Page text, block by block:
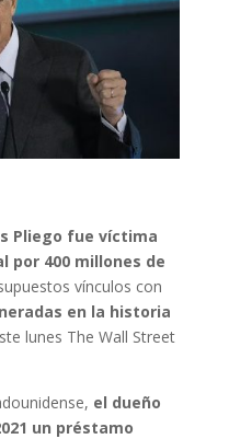
Pliego fue víctima
por 400 millones de
vínculos con
en la historia
lunes The Wall Street
el dueño
un préstamo